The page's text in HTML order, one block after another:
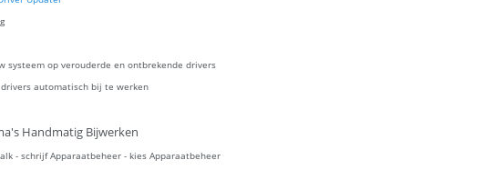
systeem op verouderde en ontbrekende drivers
automatisch bij te werken
Handmatig Bijwerken
- schrijf Apparaatbeheer - kies Apparaatbeheer